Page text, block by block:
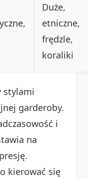
Duże,
etniczne,
frędzle,
koraliki
stylami
garderoby.
i
na
kierować się